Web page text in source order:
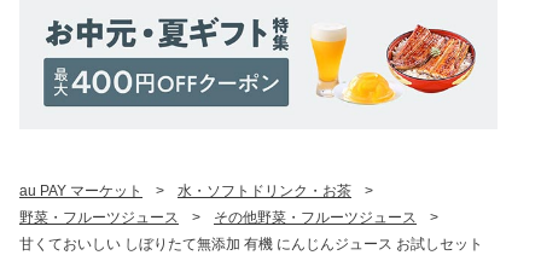
au PAY マーケット > 水・ソフトドリンク・お茶
>
野菜・フルーツジュース
> その他野菜・フルーツジュース
>
甘くておいしい しぼりたて無添加 有機 にんじんジュース お試しセット